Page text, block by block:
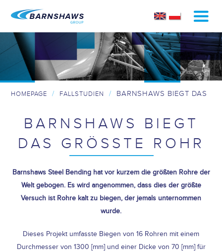
HOMEPAGE / FALLSTUDIEN / BARNSHAWS BIEGT DAS
BARNSHAWS BIEGT
DAS GRÖSSTE ROHR
Barnshaws Steel Bending hat vor kurzem die größten Rohre der
Welt gebogen. Es wird angenommen, dass dies der größte
Versuch ist Rohre kalt zu biegen, der jemals unternommen
wurde.
Dieses Projekt umfasste Biegen von 16 Rohren mit einem
Durchmesser von 1300 [mm] und einer Dicke von 70 [mm] für